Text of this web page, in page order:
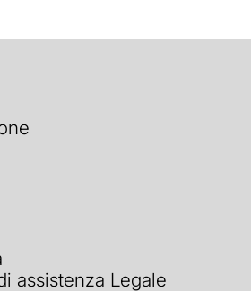
assistenza Legale